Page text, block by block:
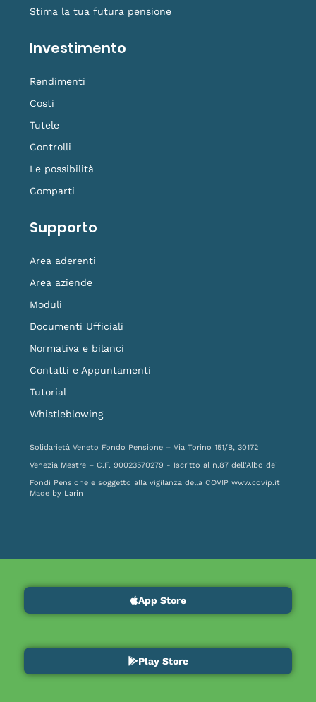
Stima la tua futura pensione
Investimento
Rendimenti
Costi
Tutele
Controlli
Le possibilità
Comparti
Supporto
Area aderenti
Area aziende
Moduli
Documenti Ufficiali
Normativa e bilanci
Contatti e Appuntamenti
Tutorial
Whistleblowing
Solidarietà Veneto Fondo Pensione – Via Torino 151/B, 30172
Venezia Mestre – C.F. 90023570279 - Iscritto al n.87 dell'Albo dei
Fondi Pensione e soggetto alla vigilanza della COVIP www.covip.it
Made by Larin
App Store
Play Store